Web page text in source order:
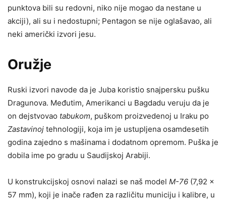
punktova bili su redovni, niko nije mogao da nestane u
akciji), ali su i nedostupni; Pentagon se nije oglašavao, ali
neki američki izvori jesu.
Oružje
Ruski izvori navode da je Juba koristio snajpersku pušku
Dragunova. Međutim, Amerikanci u Bagdadu veruju da je
on dejstvovao tabukom, puškom proizvedenoj u Iraku po
Zastavinoj tehnologiji, koja im je ustupljena osamdesetih
godina zajedno s mašinama i dodatnom opremom. Puška je
dobila ime po gradu u Saudijskoj Arabiji.
U konstrukcijskoj osnovi nalazi se naš model M-76 (7,92 x
57 mm), koji je inače rađen za različitu municiju i kalibre, u